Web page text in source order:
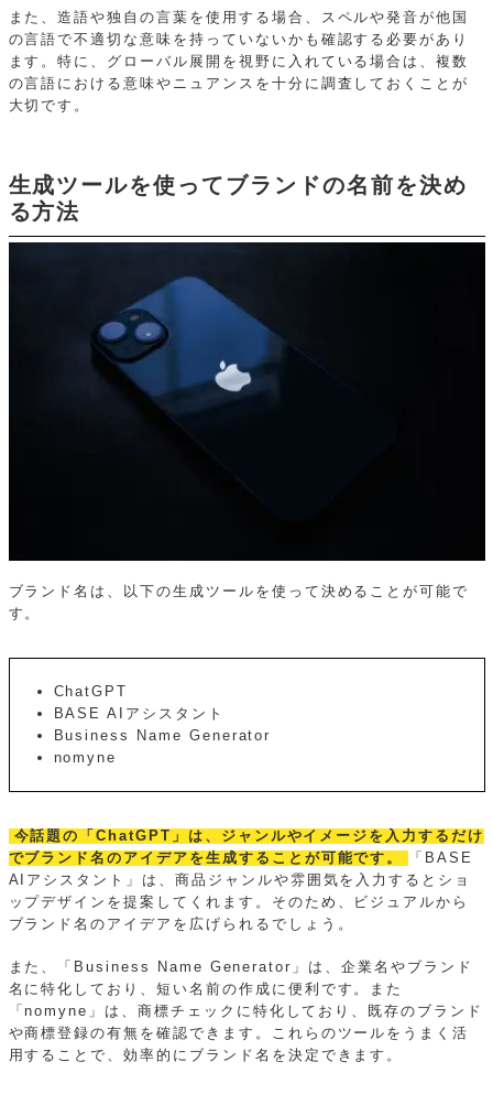
また、造語や独自の言葉を使用する場合、スペルや発音が他国
の言語で不適切な意味を持っていないかも確認する必要があり
ます。特に、グローバル展開を視野に入れている場合は、複数
の言語における意味やニュアンスを十分に調査しておくことが
大切です。
生成ツールを使ってブランドの名前を決め
る方法
ブランド名は、以下の生成ツールを使って決めることが可能で
す。
ChatGPT
BASE AIアシスタント
Business Name Generator
nomyne
今話題の「ChatGPT」は、ジャンルやイメージを入力するだけ
でブランド名のアイデアを生成することが可能です。
「BASE
AIアシスタント」は、商品ジャンルや雰囲気を入力するとショ
ップデザインを提案してくれます。そのため、ビジュアルから
ブランド名のアイデアを広げられるでしょう。
また、「Business Name Generator」は、企業名やブランド
名に特化しており、短い名前の作成に便利です。また
「nomyne」は、商標チェックに特化しており、既存のブランド
や商標登録の有無を確認できます。これらのツールをうまく活
用することで、効率的にブランド名を決定できます。